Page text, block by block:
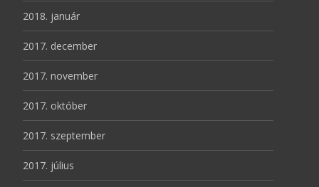
2018. január
2017. december
2017. november
2017. október
2017. szeptember
2017. július